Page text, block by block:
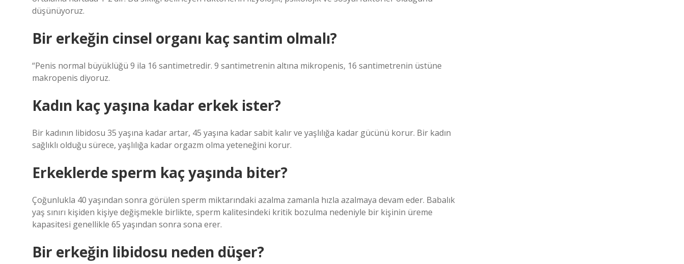
düşünüyoruz.
Bir erkeğin cinsel organı kaç santim olmalı?
“Penis normal büyüklüğü 9 ila 16 santimetredir. 9 santimetrenin altına mikropenis, 16 santimetrenin üstüne
makropenis diyoruz.
Kadın kaç yaşına kadar erkek ister?
Bir kadının libidosu 35 yaşına kadar artar, 45 yaşına kadar sabit kalır ve yaşlılığa kadar gücünü korur. Bir kadın
sağlıklı olduğu sürece, yaşlılığa kadar orgazm olma yeteneğini korur.
Erkeklerde sperm kaç yaşında biter?
Çoğunlukla 40 yaşından sonra görülen sperm miktarındaki azalma zamanla hızla azalmaya devam eder. Babalık
yaş sınırı kişiden kişiye değişmekle birlikte, sperm kalitesindeki kritik bozulma nedeniyle bir kişinin üreme
kapasitesi genellikle 65 yaşından sonra sona erer.
Bir erkeğin libidosu neden düşer?